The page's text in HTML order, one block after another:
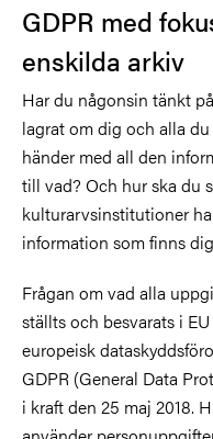
GDPR med
enskilda arkiv
Har du någonsin tänkt
lagrat om dig och alla
händer med all den
till vad? Och hur ska du
kulturarvsinstitutioner
information som finns
Frågan om vad alla
ställts och besvarats i
europeisk
GDPR (General Data
i kraft den 25 maj 2018.